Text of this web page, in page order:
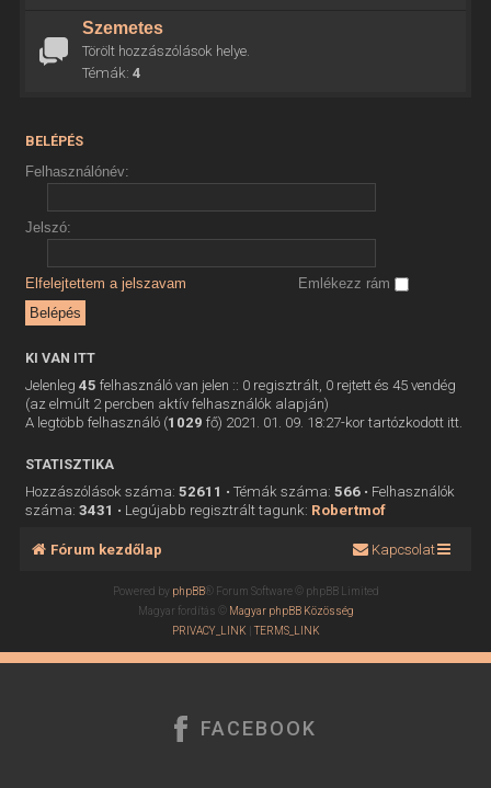
Szemetes
Törölt hozzászólások helye.
Témák: 4
BELÉPÉS
Felhasználónév:
Jelszó:
Elfelejtettem a jelszavam Emlékezz rám
KI VAN ITT
Jelenleg 45 felhasználó van jelen :: 0 regisztrált, 0 rejtett és 45 vendég
(az elmúlt 2 percben aktív felhasználók alapján)
A legtöbb felhasználó (1029 fő) 2021. 01. 09. 18:27-kor tartózkodott itt.
STATISZTIKA
Hozzászólások száma: 52611 • Témák száma: 566• Felhasználók
száma: 3431 • Legújabb regisztrált tagunk: Robertmof
Fórum kezdőlap Kapcsolat
Powered by phpBB® Forum Software © phpBB Limited
Magyar fordítás © Magyar phpBB Közösség
PRIVACY_LINK |TERMS_LINK
FACEBOOK